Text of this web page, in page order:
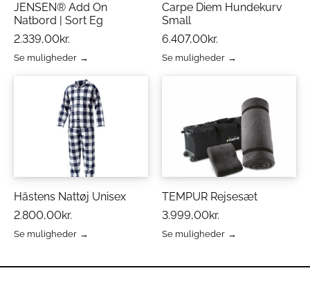
JENSEN® Add On
Natbord | Sort Eg
2.339,00kr.
Se muligheder
varianter.
Mulighederne
Carpe Diem Hundekurv
Small
6.407,00kr.
Se muligheder
varianter.
Mulighederne
vælges
Hästens Nattøj Unisex
2.800,00kr.
Se muligheder
har
TEMPUR Rejsesæt
3.999,00kr.
Se muligheder
har